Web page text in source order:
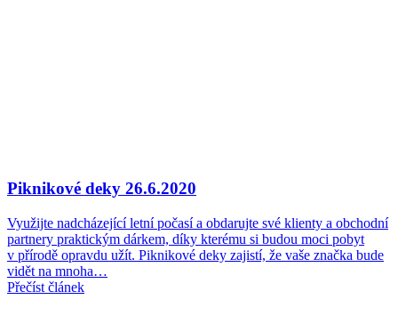
Piknikové deky 26.6.2020
Využijte nadcházející letní počasí a obdarujte své klienty a obchodní
partnery praktickým dárkem, díky kterému si budou moci pobyt
v přírodě opravdu užít. Piknikové deky zajistí, že vaše značka bude
vidět na mnoha…
Přečíst článek